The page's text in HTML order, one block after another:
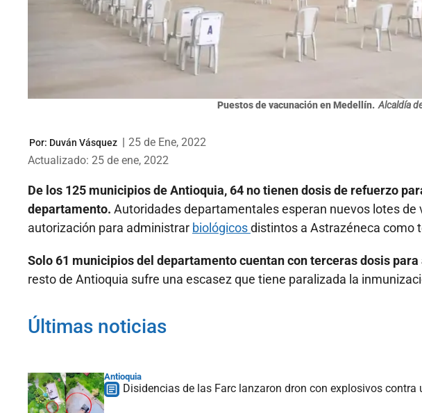
Puestos de vacunación en Medellín. Alcaldía
Por: Duván Vásquez | 25 de Ene, 2022
Actualizado: 25 de ene, 2022
De los 125 municipios de Antioquia, 64 no tienen dosis de refuerzo
departamento. Autoridades departamentales esperan nuevos lotes de
autorización para administrar biológicosdistintos a Astrazéneca como
Solo 61 municipios del departamento cuentan con terceras dosis
resto de Antioquia sufre una escasez que tiene paralizada la
Últimas noticias
Antioquia
Disidencias de las Farc lanzaron dron con explosivos